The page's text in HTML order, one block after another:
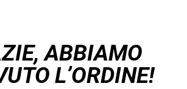
ABBIAMO
L’ORDINE!